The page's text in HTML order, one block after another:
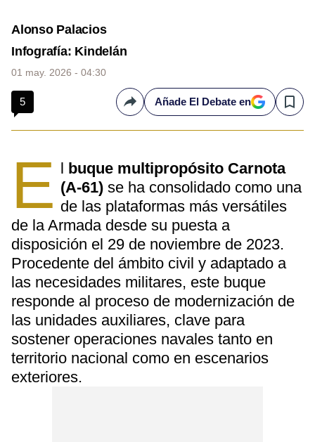
Alonso Palacios
Infografía: Kindelán
01 may. 2026 - 04:30
5 CompartirAñade El Debate en Save
E l buque multipropósito Carnota
(A-61)se ha consolidado como una
de las plataformas más versátiles
de la Armada desde su puesta a
disposición el 29 de noviembre de 2023.
Procedente del ámbito civil y adaptado a
las necesidades militares, este buque
responde al proceso de modernización de
las unidades auxiliares, clave para
sostener operaciones navales tanto en
territorio nacional como en escenarios
exteriores.